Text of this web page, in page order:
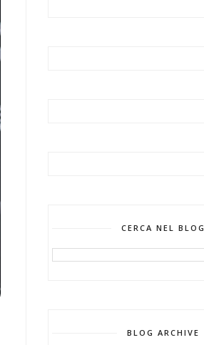
CERCA NEL BLOG
BLOG ARCHIVE